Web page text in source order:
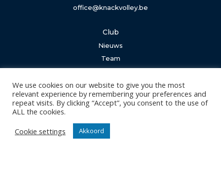
office@knackvolley.be
Club
Nieuws
Team
Partner worden
Wedstrijden
Abonnementen
We use cookies on our website to give you the most
relevant experience by remembering your preferences and
repeat visits. By clicking “Accept”, you consent to the use of
ALL the cookies.
Cookie settings
Akkoord